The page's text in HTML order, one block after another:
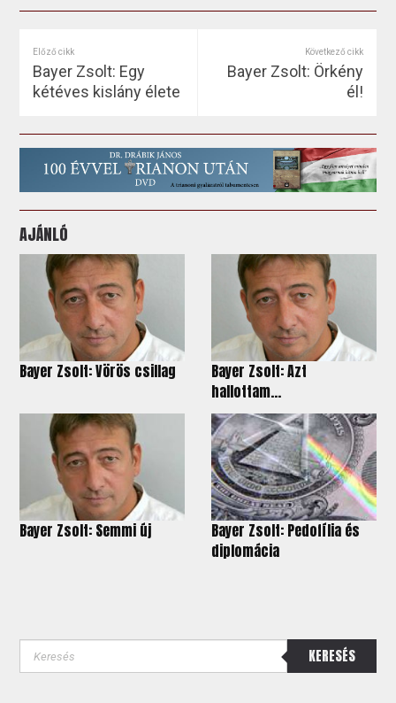
Előző cikk
Bayer Zsolt: Egy
kétéves kislány élete
Következő cikk
Bayer Zsolt: Örkény
él!
AJÁNLÓ
Bayer Zsolt: Vörös csillag
Bayer Zsolt: Azt
hallottam...
Bayer Zsolt: Semmi új
Bayer Zsolt: Pedofília és
diplomácia
KERESÉS